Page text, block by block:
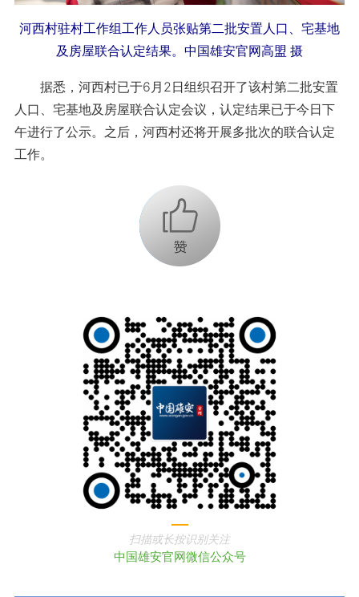
河西村驻村工作组工作人员张贴第二批安置人口、宅基地
及房屋联合认定结果。中国雄安官网高盟 摄
据悉，河西村已于6月2日组织召开了该村第二批安置
人口、宅基地及房屋联合认定会议，认定结果已于今日下
午进行了公示。之后，河西村还将开展多批次的联合认定
工作。
+1
扫描或长按识别关注
中国雄安官网微信公众号